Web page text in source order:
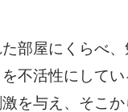
部屋にくらべ
不活性にしてい
与え、そこか